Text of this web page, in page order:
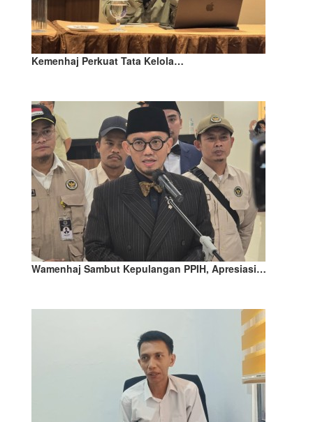
Kemenhaj Perkuat Tata Kelola…
Wamenhaj Sambut Kepulangan PPIH, Apresiasi…